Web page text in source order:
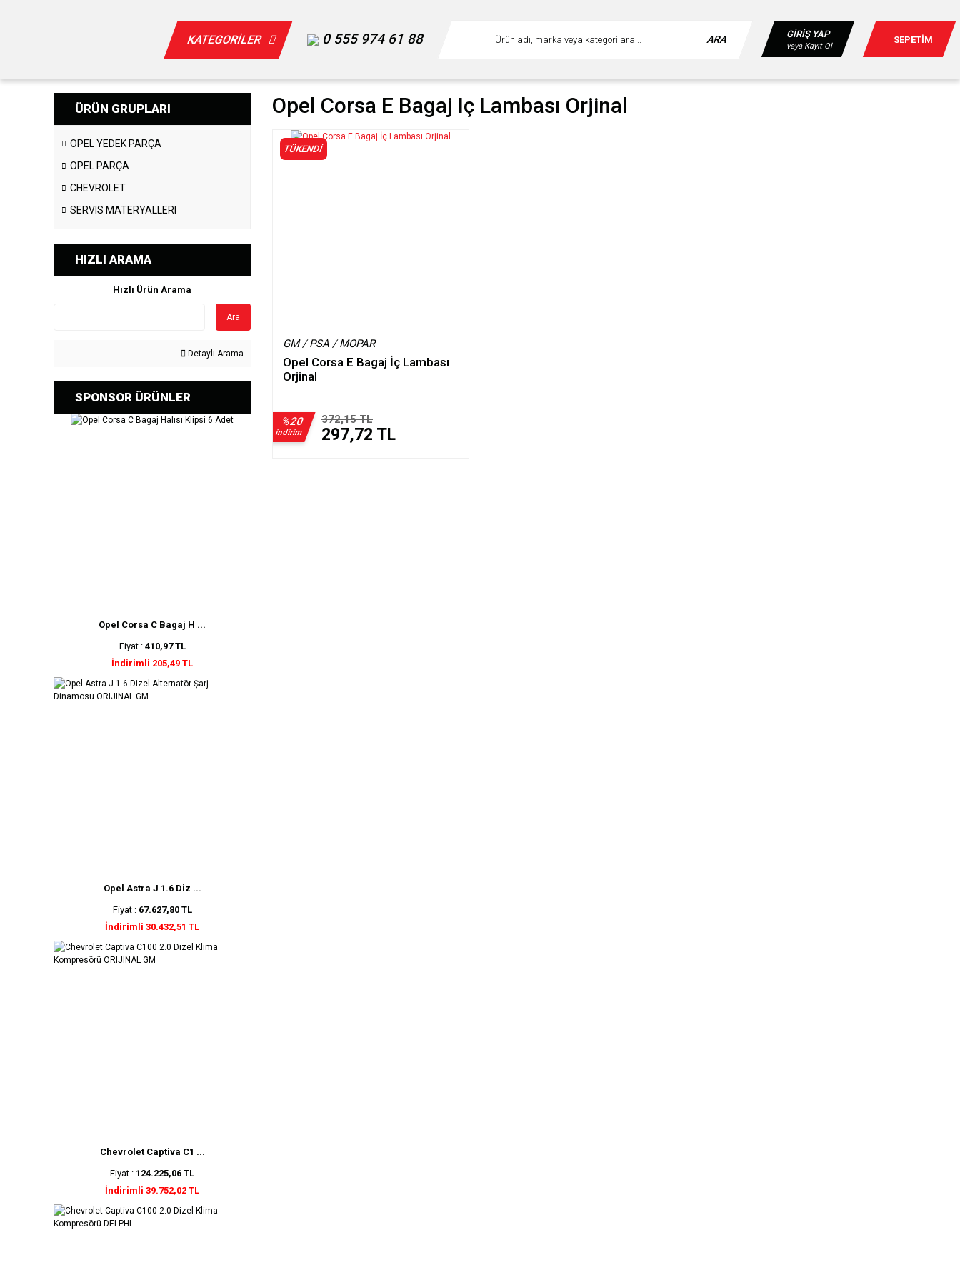
KATEGORİLER 0 555 974 61 88 ARA GİRİŞ YAP
veya Kayıt Ol
SEPETİM
ÜRÜN GRUPLARI
OPEL YEDEK PARÇA
OPEL PARÇA
CHEVROLET
SERVIS MATERYALLERI
HIZLI ARAMA
Hızlı Ürün Arama
Ara
Detaylı Arama
SPONSOR ÜRÜNLER
Opel Corsa C Bagaj H ...
Fiyat : 410,97 TL
İndirimli 205,49 TL
Opel Astra J 1.6 Diz ...
Fiyat : 67.627,80 TL
İndirimli 30.432,51 TL
Chevrolet Captiva C1 ...
Fiyat : 124.225,06 TL
İndirimli 39.752,02 TL
Opel Corsa E Bagaj Iç Lambası Orjinal
TÜKENDİ
GM / PSA / MOPAR
Opel Corsa E Bagaj İç Lambası
Orjinal
%20
indirim
372,15 TL
297,72 TL